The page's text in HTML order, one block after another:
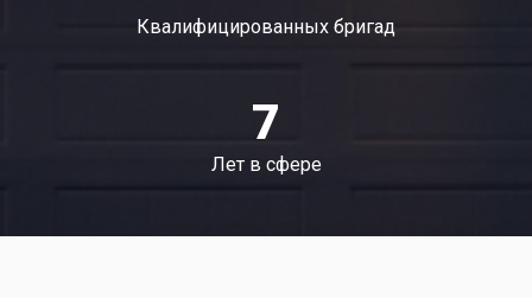
Квалифицированных бригад
7
Лет в сфере